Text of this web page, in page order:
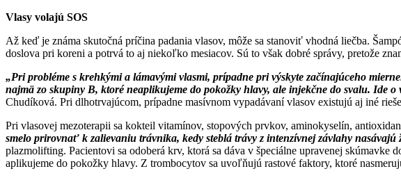
Vlasy volajú SOS
Až keď je známa skutočná príčina padania vlasov, môže sa stanoviť vhodná liečba.
doslova pri koreni a potrvá to aj niekoľko mesiacov. Sú to však dobré správy, pretože
„Pri probléme s krehkými a lámavými vlasmi, prípadne pri výskyte začínajúceho
najmä zo skupiny B, ktoré neaplikujeme do pokožky hlavy, ale injekčne do svalu. Ide
Chudíková. Pri dlhotrvajúcom, prípadne masívnom vypadávaní vlasov existujú aj iné
Pri vlasovej mezoterapii sa kokteil vitamínov, stopových prvkov, aminokyselín,
smelo prirovnať k zalievaniu trávnika, kedy steblá trávy z intenzívnej závlahy nasávajú
plazmolifting. Pacientovi sa odoberá krv, ktorá sa dáva v špeciálne upravenej
aplikujeme do pokožky hlavy. Z trombocytov sa uvoľňujú rastové faktory, ktoré